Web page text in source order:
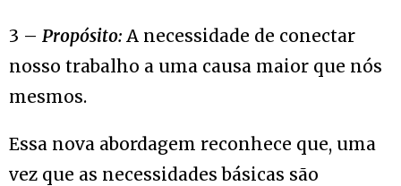
3 – Propósito: A necessidade de conectar
nosso trabalho a uma causa maior que nós
mesmos.
Essa nova abordagem reconhece que, uma
vez que as necessidades básicas são